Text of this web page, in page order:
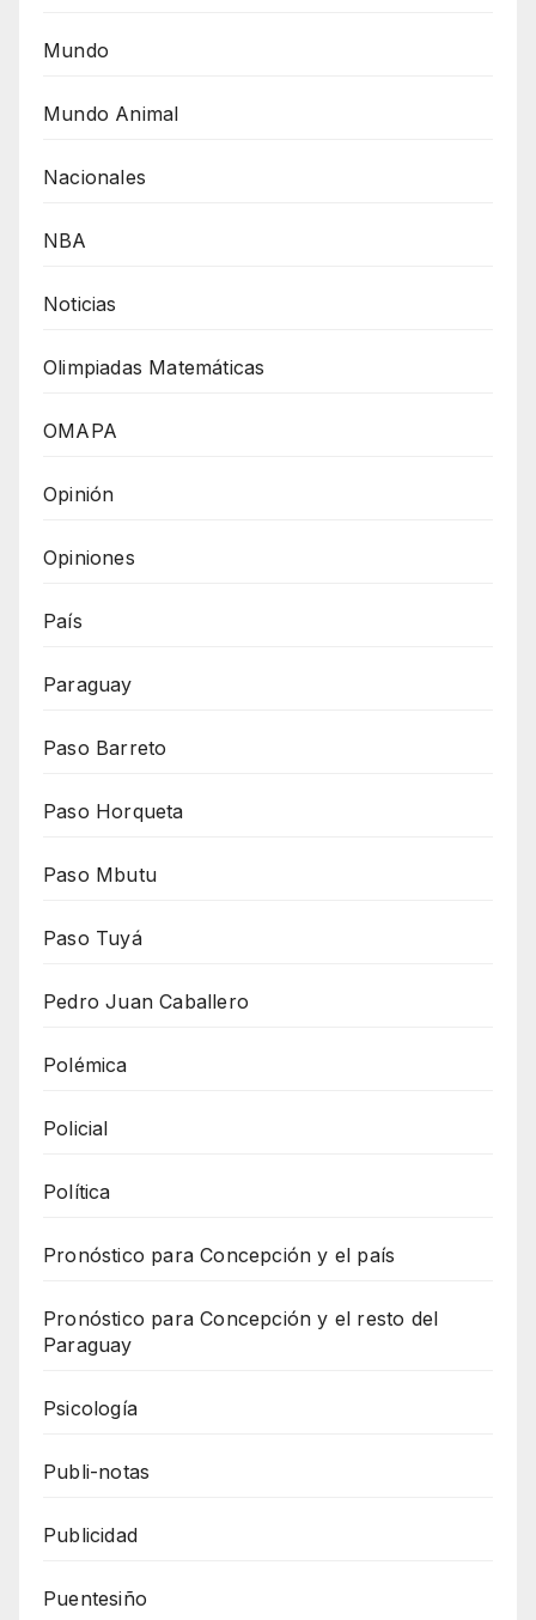
Mundo
Mundo Animal
Nacionales
NBA
Noticias
Olimpiadas Matemáticas
OMAPA
Opinión
Opiniones
País
Paraguay
Paso Barreto
Paso Horqueta
Paso Mbutu
Paso Tuyá
Pedro Juan Caballero
Polémica
Policial
Política
Pronóstico para Concepción y el país
Pronóstico para Concepción y el resto del
Paraguay
Psicología
Publi-notas
Publicidad
Puentesiño